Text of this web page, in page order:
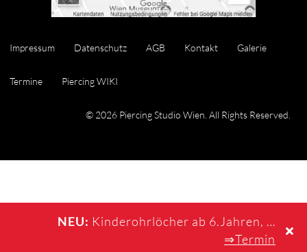
NEU: Kinderohrlöcher ab 6.Jahren, …
⇒Termin
Impressum Datenschutz AGB Kontakt Galerie
Termine Piercing WIKI
© 2026 Piercing Studio Wien. All Rights Reserved.